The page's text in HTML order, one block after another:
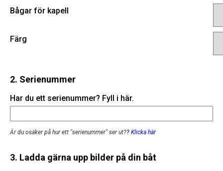
Bågar för kapell
Färg
2. Serienummer
Har du ett serienummer? Fyll i här.
Är du osäker på hur ett "serienummer" ser ut?? Klicka här
3. Ladda gärna upp bilder på din båt